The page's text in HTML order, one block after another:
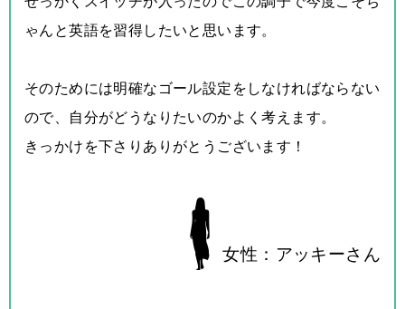
ゃんと英語を習得したいと思います。
そのためには明確なゴール設定をしなければならない
ので、自分がどうなりたいのかよく考えます。
きっかけを下さりありがとうございます！
女性：アッキーさん